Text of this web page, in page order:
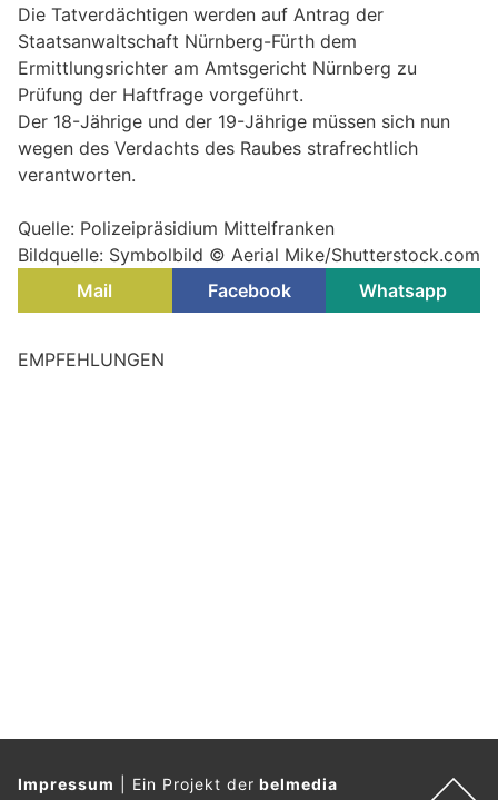
Die Tatverdächtigen werden auf Antrag der
Staatsanwaltschaft Nürnberg-Fürth dem
Ermittlungsrichter am Amtsgericht Nürnberg zu
Prüfung der Haftfrage vorgeführt.
Der 18-Jährige und der 19-Jährige müssen sich nun
wegen des Verdachts des Raubes strafrechtlich
verantworten.
Quelle: Polizeipräsidium Mittelfranken
Bildquelle: Symbolbild © Aerial Mike/Shutterstock.com
Mail
Facebook Whatsapp
EMPFEHLUNGEN
Impressum Ein Projekt derbelmedia